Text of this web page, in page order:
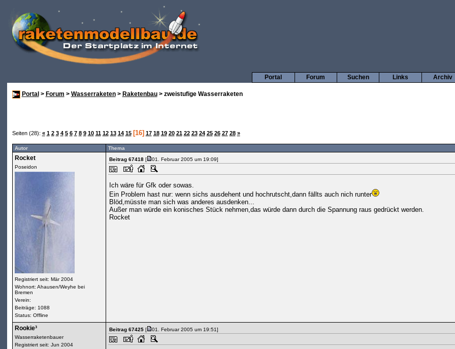
Archiv
Links
Suchen
Forum
Portal
Portal > Forum > Wasserraketen> Raketenbau> zweistufige Wasserraketen
Seiten (28): « 1 2 3 4 5 6 7 8 9 10 11 12 13 14 15 [16] 17 18 19 20 21 22 23 24 25 26 27 28 »
Autor Thema
Rocket
Poseidon
Registriert seit: Mär 2004
Wohnort: Ahausen/Weyhe bei
Bremen
Verein:
Beiträge: 1088
Status: Offline
Beitrag 67418[
01. Februar 2005 um 19:09]
Ich wäre für Gfk oder sowas.
Ein Problem hast nur: wenn sichs ausdehent und hochrutscht,dann fällts auch nich runter
Blöd,müsste man sich was anderes ausdenken...
Außer man würde ein konisches Stück nehmen,das würde dann durch die Spannung raus gedrückt werden.
Rocket
Rookie³
Wasserraketenbauer
Registriert seit: Jun 2004
Beitrag 67425[
01. Februar 2005 um 19:51]